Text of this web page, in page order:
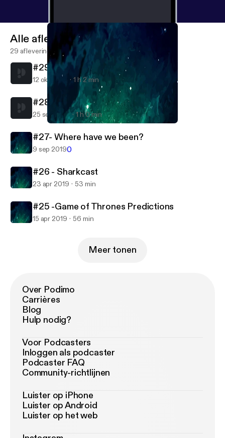
Settling For Eachother
Alle afleveringen
29 afleveringen
#29- New car who dis?
12 okt 2019 1 h 2 min
#28- Are we engaged?
25 sep 2019 1 h 0 min
#27- Where have we been?
9 sep 20190
#26 - Sharkcast
23 apr 2019 53 min
#25 -Game of Thrones Predictions
15 apr 2019 56 min
Meer tonen
Over Podimo
Carrières
Blog
Hulp nodig?
Voor Podcasters
Inloggen als podcaster
Podcaster FAQ
Community-richtlijnen
Luister op iPhone
Luister op Android
Luister op het web